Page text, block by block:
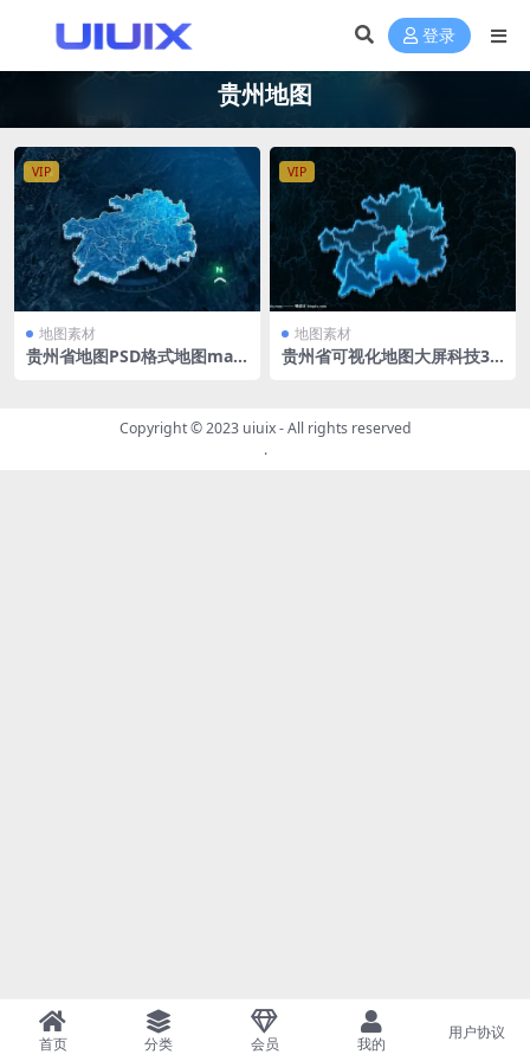
登录
贵州地图
VIP
地图素材
贵州省地图PSD格式地图map
VIP
地图素材
贵州省可视化地图大屏科技3D
Copyright © 2023 uiuix- All rights reserved
.
首页 分类 会员 我的
用户协议